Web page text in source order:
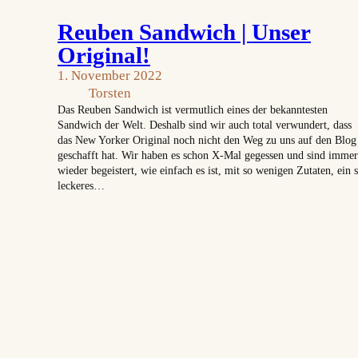
Reuben Sandwich | Unser
Original!
1. November 2022
Torsten
Das Reuben Sandwich ist vermutlich eines der bekanntesten
Sandwich der Welt. Deshalb sind wir auch total verwundert, dass
das New Yorker Original noch nicht den Weg zu uns auf den Blog
geschafft hat. Wir haben es schon X-Mal gegessen und sind immer
wieder begeistert, wie einfach es ist, mit so wenigen Zutaten, ein
leckeres…